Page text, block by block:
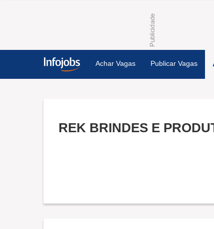
Achar Vagas Publicar Vagas
REK BRINDES E